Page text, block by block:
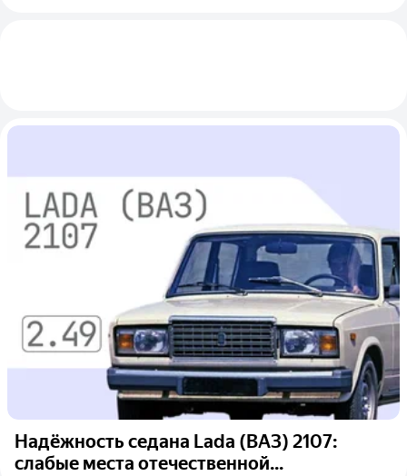
Надёжность седана Lada (ВАЗ) 2107:
слабые места отечественной...